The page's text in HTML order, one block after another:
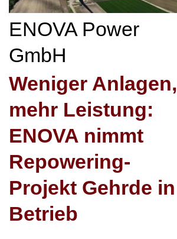
ENOVA Power
GmbH
Weniger Anlagen,
mehr Leistung:
ENOVA nimmt
Repowering-
Projekt Gehrde in
Betrieb